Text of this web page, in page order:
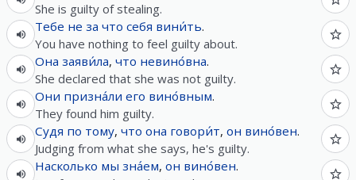
She is guilty of stealing.
Тебе не за что себя вини́ть.
You have nothing to feel guilty about.
Она заяви́ла, что невино́вна.
She declared that she was not guilty.
Они призна́ли его вино́вным.
They found him guilty.
Судя по тому, что она говори́т, он вино́вен.
Judging from what she says, he's guilty.
Насколько мы зна́ем, он вино́вен.